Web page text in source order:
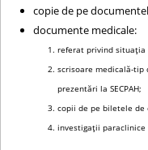
copie de pe
documente medicale:
referat privind situaţia
scrisoare medicală-
prezentări la SECPAH;
copii de pe biletele de
investigaţii paraclinice